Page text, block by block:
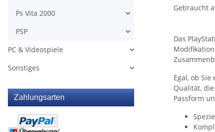
Gebraucht
Das
Egal, ob
Qualität,
Passform
Ps Vita 2000
PSP
PC & Videospiele
Sonstiges
Zahlungsarten